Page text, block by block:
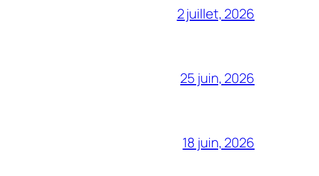
2 juillet, 2026
25 juin, 2026
18 juin, 2026